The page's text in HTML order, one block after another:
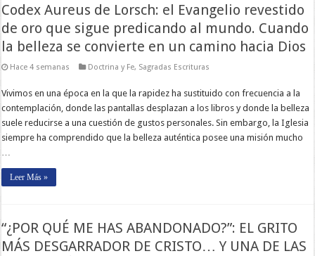
Codex Aureus de Lorsch: el Evangelio revestido
de oro que sigue predicando al mundo. Cuando
la belleza se convierte en un camino hacia Dios
Hace 4 semanas Doctrina y Fe, Sagradas Escrituras
Vivimos en una época en la que la rapidez ha sustituido con frecuencia a la
contemplación, donde las pantallas desplazan a los libros y donde la belleza
suele reducirse a una cuestión de gustos personales. Sin embargo, la Iglesia
siempre ha comprendido que la belleza auténtica posee una misión mucho
Leer Más »
“¿POR QUÉ ME HAS ABANDONADO?”: EL GRITO
MÁS DESGARRADOR DE CRISTO… Y UNA DE LAS